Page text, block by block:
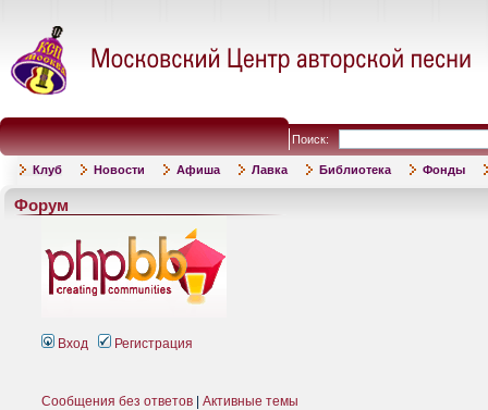
Поиск:
Клуб Новости Афиша Лавка Библиотека Фонды
Форум
Вход Регистрация
Сообщения без ответов Активные темы